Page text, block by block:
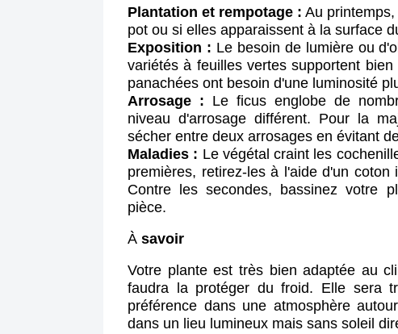
Plantation et rempotage : Au
pot ou si elles apparaissent à la surface
Exposition : Le besoin de lumière ou
variétés à feuilles vertes supportent
panachées ont besoin d'une luminosité
Arrosage : Le ficus englobe de
niveau d'arrosage différent. Pour la
sécher entre deux arrosages en évitant
Maladies : Le végétal craint les
premières, retirez-les à l'aide d'un
Contre les secondes, bassinez votre
pièce.
À savoir
Votre plante est très bien adaptée au
faudra la protéger du froid. Elle sera
préférence dans une atmosphère
dans un lieu lumineux mais sans soleil